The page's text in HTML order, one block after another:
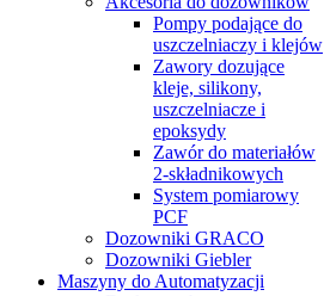
Pompy podające do
uszczelniaczy i klejów
Zawory dozujące
kleje, silikony,
uszczelniacze i
epoksydy
Zawór do materiałów
2-składnikowych
System pomiarowy
PCF
Dozowniki GRACO
Dozowniki Giebler
Maszyny do Automatyzacji